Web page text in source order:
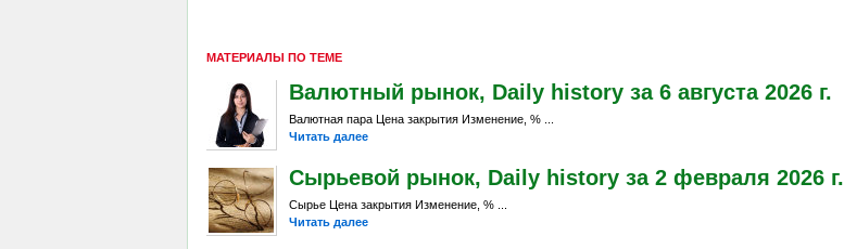
МАТЕРИАЛЫ ПО ТЕМЕ
Валютный рынок, Daily history за 6 августа 2026 г.
Валютная пара Цена закрытия Изменение, % ...
Читать далее
Сырьевой рынок, Daily history за 2 февраля 2026 г.
Сырье Цена закрытия Изменение, % ...
Читать далее